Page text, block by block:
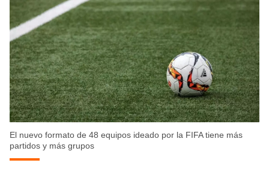
El nuevo formato de 48 equipos ideado por la FIFA tiene más
partidos y más grupos